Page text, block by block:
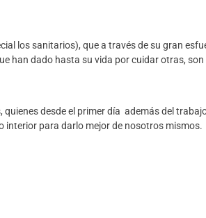
los sanitarios), que a través de su gran
han dado hasta su vida por cuidar otras,
desde el primer día además del
interior para darlo mejor de nosotros mismos.